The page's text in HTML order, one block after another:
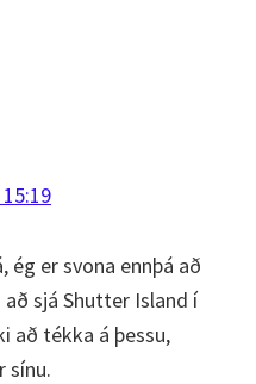
ég er svona ennþá að
sjá Shutter Island í
að tékka á þessu,
sínu.